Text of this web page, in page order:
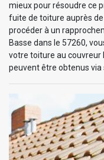
mieux pour résoudre ce
fuite de toiture auprès
procéder à un
Basse dans le 57260,
votre toiture au couvreur
peuvent être obtenus via